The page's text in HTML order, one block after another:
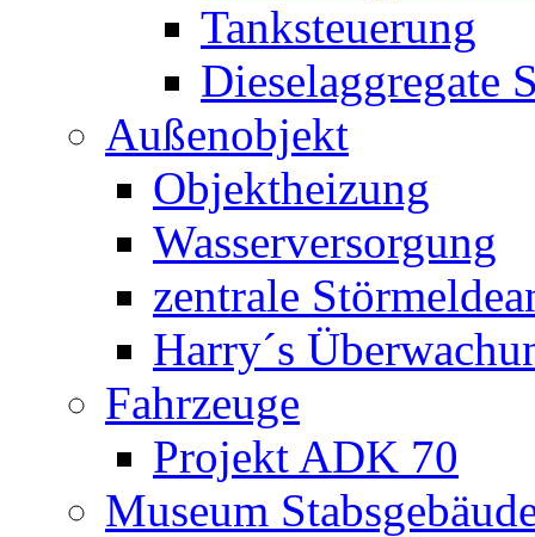
Tanksteuerung
Dieselaggregate
Außenobjekt
Objektheizung
Wasserversorgung
zentrale
Harry´s
Fahrzeuge
Projekt ADK 70
Museum